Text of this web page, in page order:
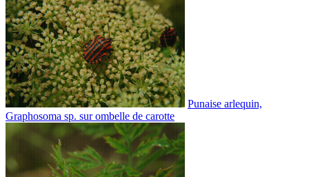
Punaise arlequin,
Graphosoma sp. sur ombelle de carotte